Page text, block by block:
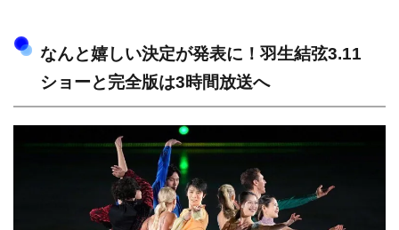
なんと嬉しい決定が発表に！羽生結弦3.11
ショーと完全版は3時間放送へ